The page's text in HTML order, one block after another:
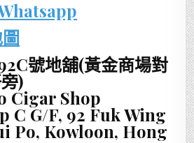
號地舖(黃金商場對
)
Cigar Shop
C G/F, 92 Fuk Wing
Po, Kowloon, Hong